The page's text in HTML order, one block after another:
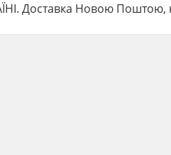
Доставка Новою Поштою,